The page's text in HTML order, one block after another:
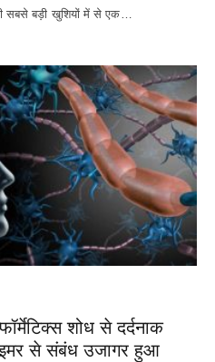
सबसे बड़ी खुशियों में से एक…
शोध से दर्दनाक
से संबंध उजागर हुआ